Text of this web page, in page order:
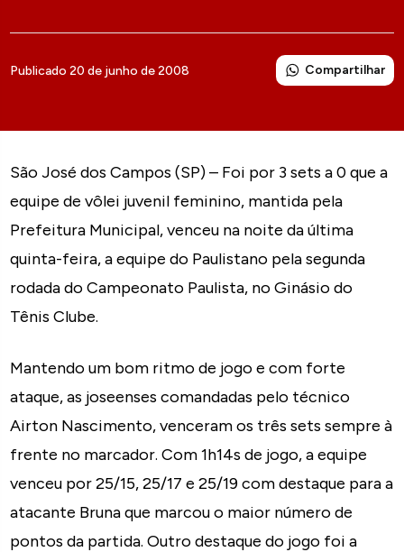
Publicado 20 de junho de 2008 Compartilhar
São José dos Campos (SP) – Foi por 3 sets a 0 que a
equipe de vôlei juvenil feminino, mantida pela
Prefeitura Municipal, venceu na noite da última
quinta-feira, a equipe do Paulistano pela segunda
rodada do Campeonato Paulista, no Ginásio do
Tênis Clube.
Mantendo um bom ritmo de jogo e com forte
ataque, as joseenses comandadas pelo técnico
Airton Nascimento, venceram os três sets sempre à
frente no marcador. Com 1h14s de jogo, a equipe
venceu por 25/15, 25/17 e 25/19 com destaque para a
atacante Bruna que marcou o maior número de
pontos da partida. Outro destaque do jogo foi a